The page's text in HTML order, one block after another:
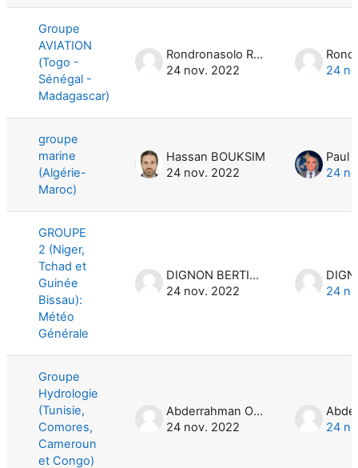
Groupe
AVIATION
(Togo -
Sénégal -
Madagascar)
Rondronasolo Ranjanahariveloarisoa
24 nov. 2022
24
groupe
marine
(Algérie-
Maroc)
Hassan BOUKSIM
24 nov. 2022
Paul
24
GROUPE
2 (Niger,
Tchad et
Guinée
Bissau):
Météo
Générale
DIGNON BERTIN NAFISSA
24 nov. 2022
24
Groupe
Hydrologie
(Tunisie,
Comores,
Cameroun
et Congo)
Abderrahman OUASLI
24 nov. 2022
24